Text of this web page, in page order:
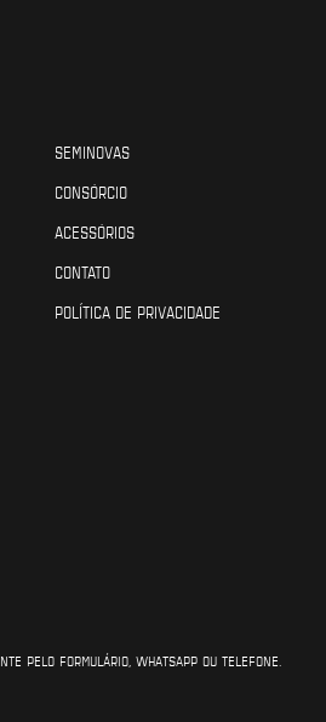
SEMINOVAS
CONSÓRCIO
ACESSÓRIOS
CONTATO
POLÍTICA DE PRIVACIDADE
PELO FORMULÁRIO, WHATSAPP OU TELEFONE.